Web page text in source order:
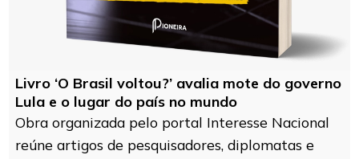
Livro ‘O Brasil voltou?’ avalia mote do governo
Lula e o lugar do país no mundo
Obra organizada pelo portal Interesse Nacional
reúne artigos de pesquisadores, diplomatas e